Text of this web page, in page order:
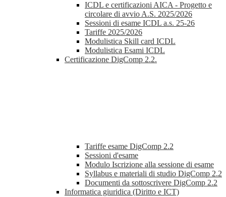
ICDL e certificazioni AICA - Progetto e
circolare di avvio A.S. 2025/2026
Sessioni di esame ICDL a.s. 25-26
Tariffe 2025/2026
Modulistica Skill card ICDL
Modulistica Esami ICDL
Certificazione DigComp 2.2.
Tariffe esame DigComp 2.2
Sessioni d'esame
Modulo Iscrizione alla sessione di esame
Syllabus e materiali di studio DigComp 2.2
Documenti da sottoscrivere DigComp 2.2
Informatica giuridica (Diritto e ICT)